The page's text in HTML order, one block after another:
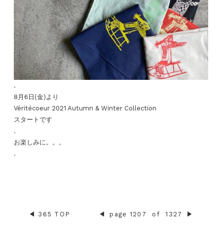
.
8月6日(金)より
Véritécoeur 2021 Autumn & Winter Collection
スタートです
.
お楽しみに。。。
.
◀︎ 365 TOP ◀︎ page 1207 of 1327 ▶︎